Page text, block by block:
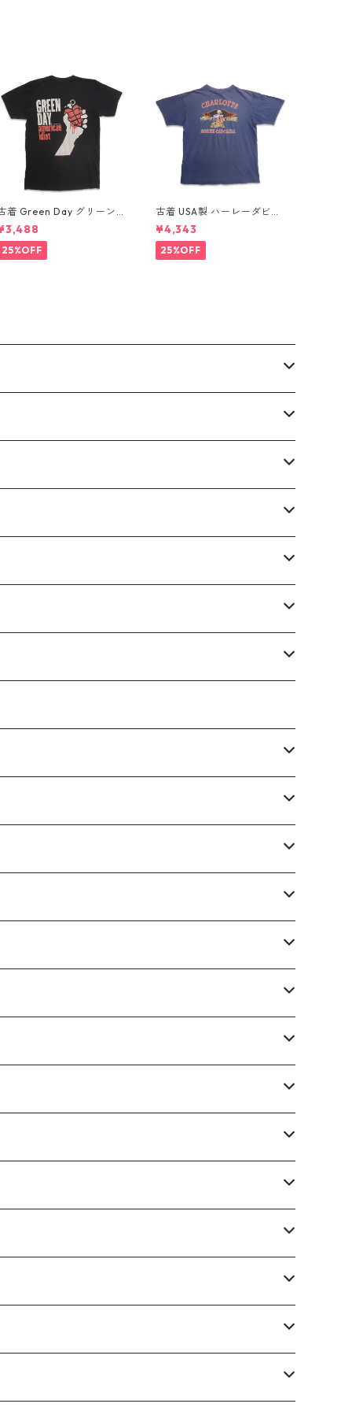
着 Green Day グリーンデ
バンドTシャツ バンT プ
リントTシャツ ブラック 表
記：-- gd410395n w608
25%OFF
古着 USA製 ハーレーダビッ
ドソン HARLEY-DAVIDSON
モーターサイクル プリントT
シャツ ネイビー 表記：XL
gd410407n w60807
¥4,343
25%OFF